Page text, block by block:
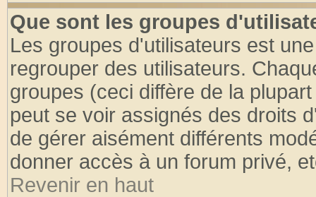
Que sont les groupes
Les groupes d'utilisateurs est
regrouper des utilisateurs.
groupes (ceci diffère de la
peut se voir assignés des droits
de gérer aisément différents
donner accès à un forum privé,
Revenir en haut